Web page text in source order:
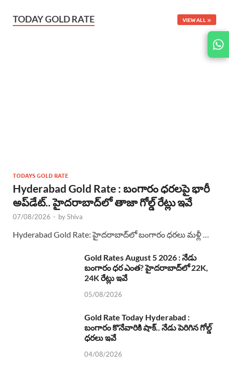
JOIN
US ON
TODAY GOLD RATE VIEW ALL
TODAYS GOLD RATE
Hyderabad Gold Rate : బంగారం ధరలపై భారీ
అప్‌డేట్.. హైదరాబాద్‌లో తాజా గోల్డ్ రేట్లు ఇవే
07/08/2026 - byShiva
Hyderabad Gold Rate: హైదరాబాద్‌లో బంగారం ధరలు మళ్లీ …
Gold Rates August 5 2026 : నేడు
బంగారం ధర ఎంత? హైదరాబాద్‌లో 22K,
24K రేట్లు ఇవే
05/08/2026
Gold Rate Today Hyderabad :
బంగారం కొనేవారికి షాక్.. నేడు పెరిగిన గోల్డ్
ధరలు ఇవే
04/08/2026